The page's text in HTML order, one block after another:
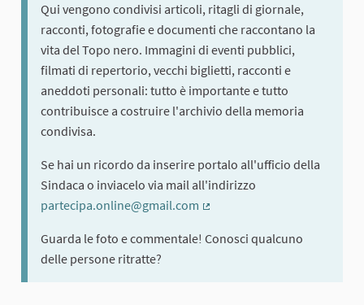
Qui vengono condivisi articoli, ritagli di giornale,
racconti, fotografie e documenti che raccontano la
vita del Topo nero. Immagini di eventi pubblici,
filmati di repertorio, vecchi biglietti, racconti e
aneddoti personali: tutto è importante e tutto
contribuisce a costruire l'archivio della memoria
condivisa.
Se hai un ricordo da inserire portalo all'ufficio della
Sindaca o inviacelo via mail all'indirizzo
partecipa.online@gmail.com
Guarda le foto e commentale! Conosci qualcuno
delle persone ritratte?